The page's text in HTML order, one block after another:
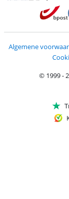
Betalen metBetalen met
Algemene
© 1999 -